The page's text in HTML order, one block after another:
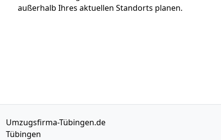
außerhalb Ihres aktuellen Standorts planen.
Umzugsfirma-Tübingen.de
Tübingen